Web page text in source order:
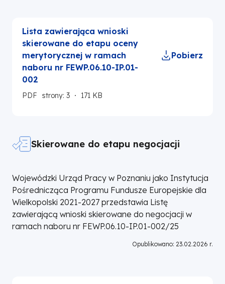
Zmieniony Regulamin obowiązuje
od18.03.2026 r.i został
udostępniony w formie
elektronicznej na
stronie
internetowej na portalu Funduszy
Instytucji
Organizującej Nabór
Lista zawierająca wnioski
skierowane do etapu oceny
merytorycznej w ramach
naboru nr FEWP.06.10-IP.01-
002
Pobierz
PDF strony: 3 171 KB
Skierowane do etapu negocjacji
Wojewódzki Urząd Pracy w Poznaniu jako Instytucja
Pośrednicząca Programu Fundusze Europejskie dla
Wielkopolski 2021-2027 przedstawia Listę
zawierającą wnioski skierowane do negocjacji w
ramach naboru nr FEWP.06.10-IP.01-002/25
Opublikowano: 23.02.2026 r.